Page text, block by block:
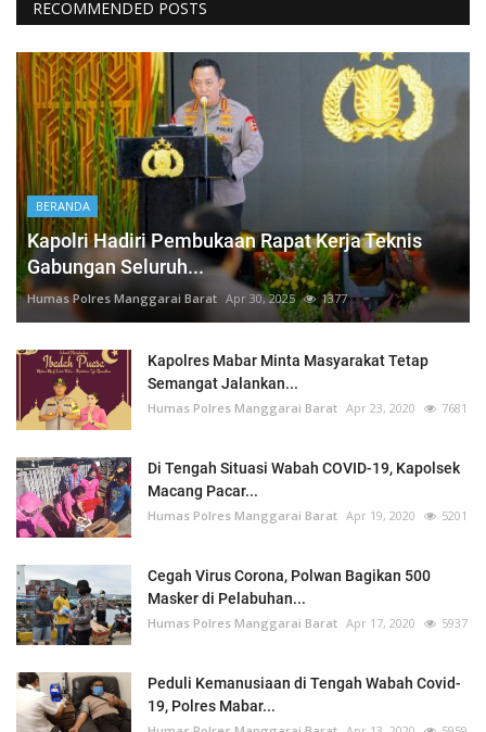
RECOMMENDED POSTS
BERANDA
Kapolri Hadiri Pembukaan Rapat Kerja Teknis
Gabungan Seluruh...
Humas Polres Manggarai Barat Apr 30, 2025 1377
Kapolres Mabar Minta Masyarakat Tetap
Semangat Jalankan...
Humas Polres Manggarai Barat Apr 23, 2020 7681
Di Tengah Situasi Wabah COVID-19, Kapolsek
Macang Pacar...
Humas Polres Manggarai Barat Apr 19, 2020 5201
Cegah Virus Corona, Polwan Bagikan 500
Masker di Pelabuhan...
Humas Polres Manggarai Barat Apr 17, 2020 5937
Peduli Kemanusiaan di Tengah Wabah Covid-
19, Polres Mabar...